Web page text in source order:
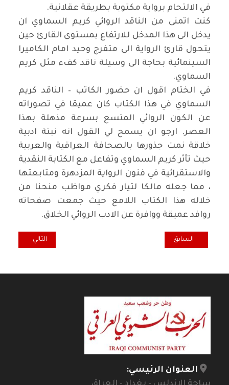
في الالتحام برواية مكتوبة بطريقة عقلانية.
كنت اتمنى من الناقد الروائي كريم السماوي ان
يدخل الى هذا المدخل للارتفاع بمستوى القارئ حين
يتحول قارئ الرواية الى متفرج وحيد امام الكاميرا
السينمائية بحاجة الى وسيلة ناقد كفء مثل كريم
السماوي.
في الختام اقول ان حضور الكاتب – الناقد كريم
السماوي في هذا الكتاب كان عميقا في تصوراته
عن الكون الروائي المتسع بسرعة مذهلة بهذا
العصر. ارجو ان يسمح لي القول انه نبتة ادبية
خلاقة نمت جذورها بالصحافة العراقية والعربية
حيث تأثر كريم السماوي وتفاعل مع الكتابة النقدية
والاستقرائية في فنون الرواية المزدهرة ومتابعتها
، مما جعله مالكا لتيار فكري مواظب منحنا من
خلاله هذا الكتاب اللامع حيث جمعت صفحاته
روافد عميقة ووافرة عن الادب الروائي الخلاق.
المقال السابق: "الف صباح وصباح".. المكان كمنتج للمختلف
السابق المقال
التالي
العنوان الرئيسي: